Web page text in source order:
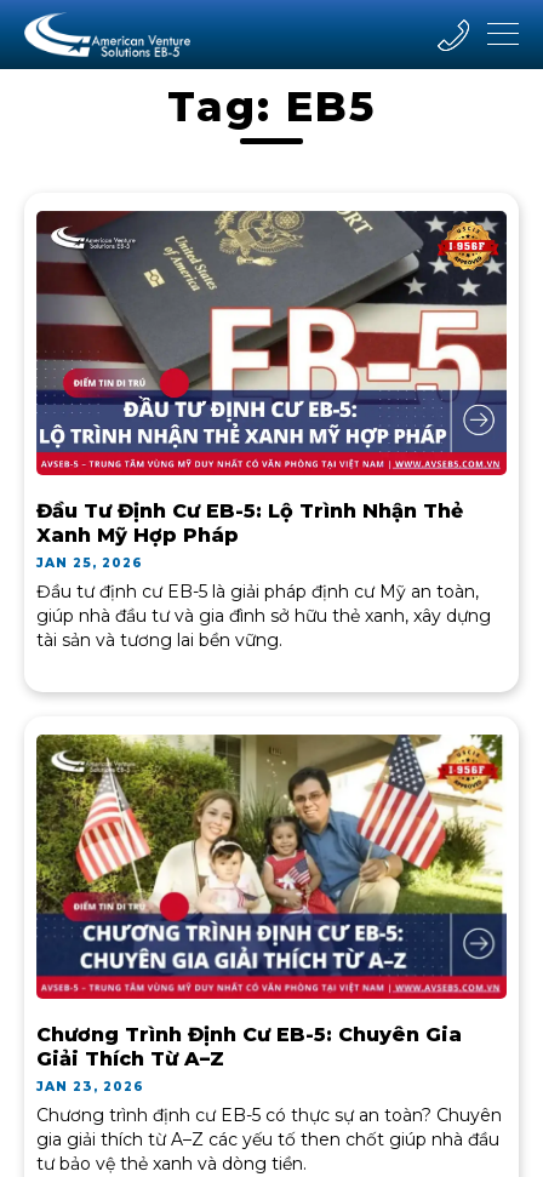
Tag: EB5
Đầu Tư Định Cư EB-5: Lộ Trình Nhận Thẻ
Xanh Mỹ Hợp Pháp
JAN 25, 2026
Đầu tư định cư EB-5 là giải pháp định cư Mỹ an toàn,
giúp nhà đầu tư và gia đình sở hữu thẻ xanh, xây dựng
tài sản và tương lai bền vững.
Chương Trình Định Cư EB-5: Chuyên Gia
Giải Thích Từ A–Z
JAN 23, 2026
Chương trình định cư EB-5 có thực sự an toàn? Chuyên
gia giải thích từ A–Z các yếu tố then chốt giúp nhà đầu
tư bảo vệ thẻ xanh và dòng tiền.